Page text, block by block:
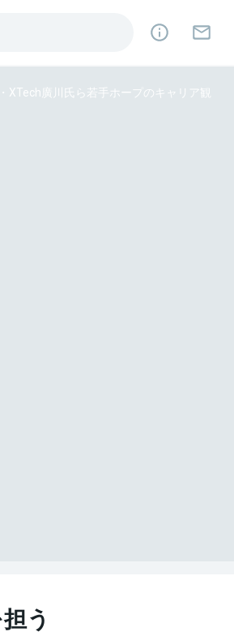
廣川氏ら若手ホープのキャリア観
う